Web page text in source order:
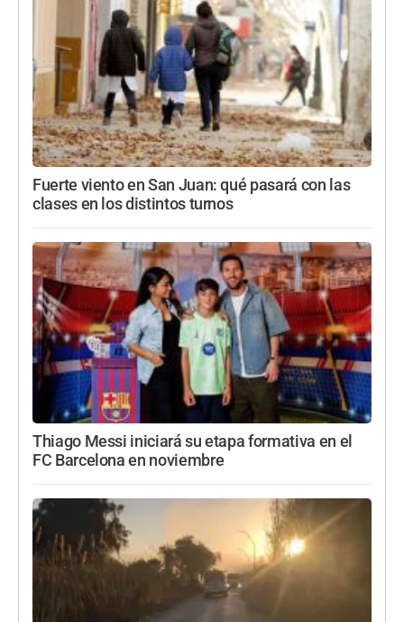
Fuerte viento en San Juan: qué pasará con las
clases en los distintos turnos
Thiago Messi iniciará su etapa formativa en el
FC Barcelona en noviembre